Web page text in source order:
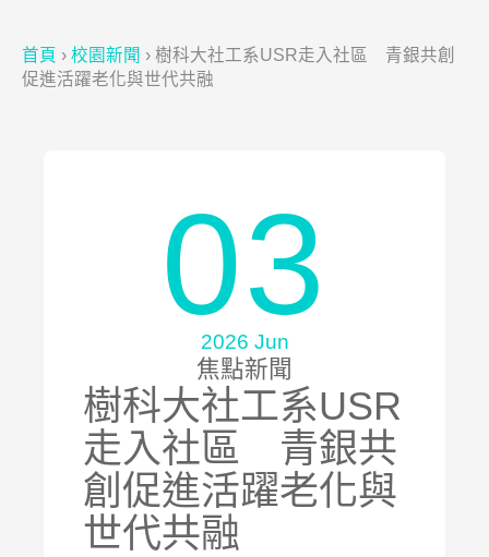
首頁 › 校園新聞 › 樹科大社工系USR走入社區 青銀共創
促進活躍老化與世代共融
03
2026 Jun
焦點新聞
樹科大社工系USR
走入社區 青銀共
創促進活躍老化與
世代共融